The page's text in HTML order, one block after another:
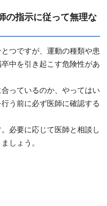
の指示に従って無理な
つですが、運動の種類や患
中を引き起こす危険性があ
っているのか、やってはい
う前に必ず医師に確認する
必要に応じて医師と相談し
しょう。